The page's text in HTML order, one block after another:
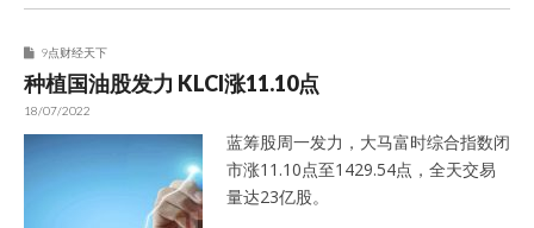
9点财经天下
种植国油股发力 KLCI涨11.10点
18/07/2022
蓝筹股周一发力，大马富时综合指数闭
市涨11.10点至1429.54点，全天交易
量达23亿股。